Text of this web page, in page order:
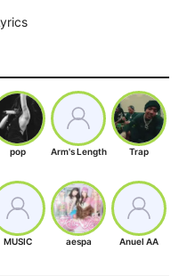
pop Arm's Length Trap
MUSIC aespa Anuel AA